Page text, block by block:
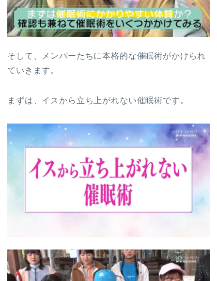
そして、メンバーたちに本格的な催眠術がかけられ
ていきます。
まずは、イスから立ち上がれない催眠術です。